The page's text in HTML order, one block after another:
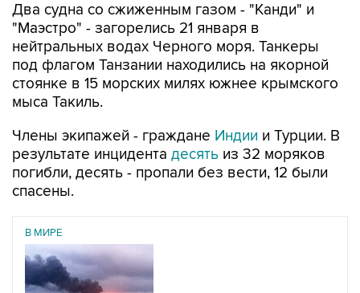
Два судна со сжиженным газом - "Канди" и
"Маэстро" - загорелись 21 января в
нейтральных водах Черного моря. Танкеры
под флагом Танзании находились на якорной
стоянке в 15 морских милях южнее крымского
мыса Такиль.
Члены экипажей - граждане Индии и Турции. В
результате инцидента десять из 32 моряков
погибли, десять - пропали без вести, 12 были
спасены.
В МИРЕ